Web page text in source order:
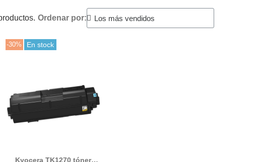
Ordenar por:
-30% En stock
Kyocera TK1270 tóner